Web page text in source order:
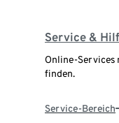
Service &
Online-Services
finden.
Service-Bereich